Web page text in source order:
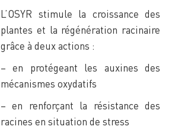
L’OSYR stimule la croissance des
plantes et la régénération racinaire
grâce à deux actions :
– en protégeant les auxines des
mécanismes oxydatifs
– en renforçant la résistance des
racines en situation de stress